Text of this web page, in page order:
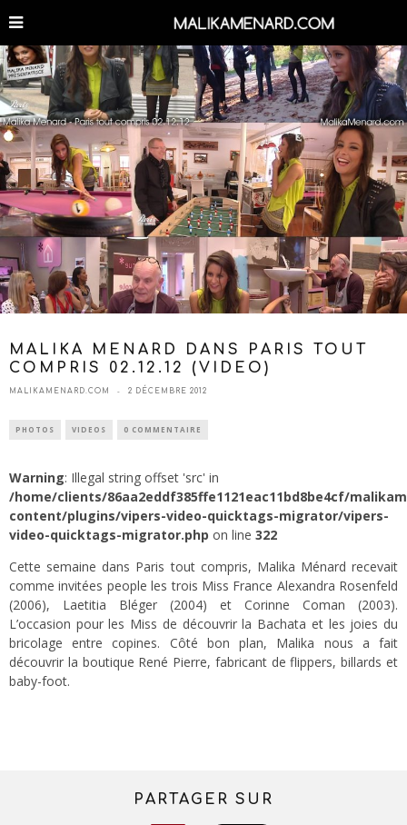
MALIKA MENARD DANS PARIS TOUT
COMPRIS 02.12.12 (VIDEO)
MALIKAMENARD.COM 2 DÉCEMBRE 2012
PHOTOS VIDEOS 0 COMMENTAIRE
Warning: Illegal string offset 'src' in
/home/clients/86aa2eddf385ffe1121eac11bd8be4cf/
content/plugins/vipers-video-quicktags-migrator/vipers-
video-quicktags-migrator.php on line 322
Cette semaine dans Paris tout compris, Malika Ménard recevait
comme invitées people les trois Miss France Alexandra Rosenfeld
(2006), Laetitia Bléger (2004) et Corinne Coman (2003).
L’occasion pour les Miss de découvrir la Bachata et les joies du
bricolage entre copines. Côté bon plan, Malika nous a fait
découvrir la boutique René Pierre, fabricant de flippers, billards et
baby-foot.
PARTAGER SUR